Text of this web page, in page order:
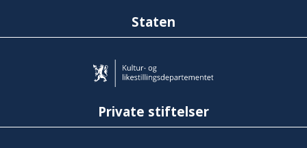
Staten
Private stiftelser